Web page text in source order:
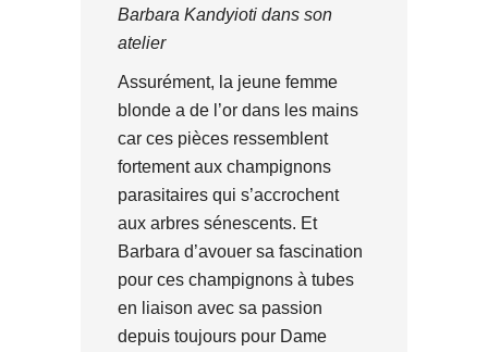
Barbara Kandyioti dans son
atelier
Assurément, la jeune femme
blonde a de l’or dans les mains
car ces pièces ressemblent
fortement aux champignons
parasitaires qui s’accrochent
aux arbres sénescents. Et
Barbara d’avouer sa fascination
pour ces champignons à tubes
en liaison avec sa passion
depuis toujours pour Dame